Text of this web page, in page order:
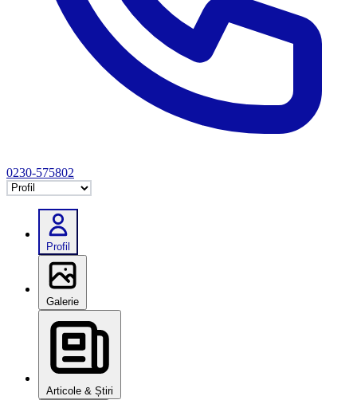
0230-575802
Selectează tab
Profil
Galerie
Articole & Știri